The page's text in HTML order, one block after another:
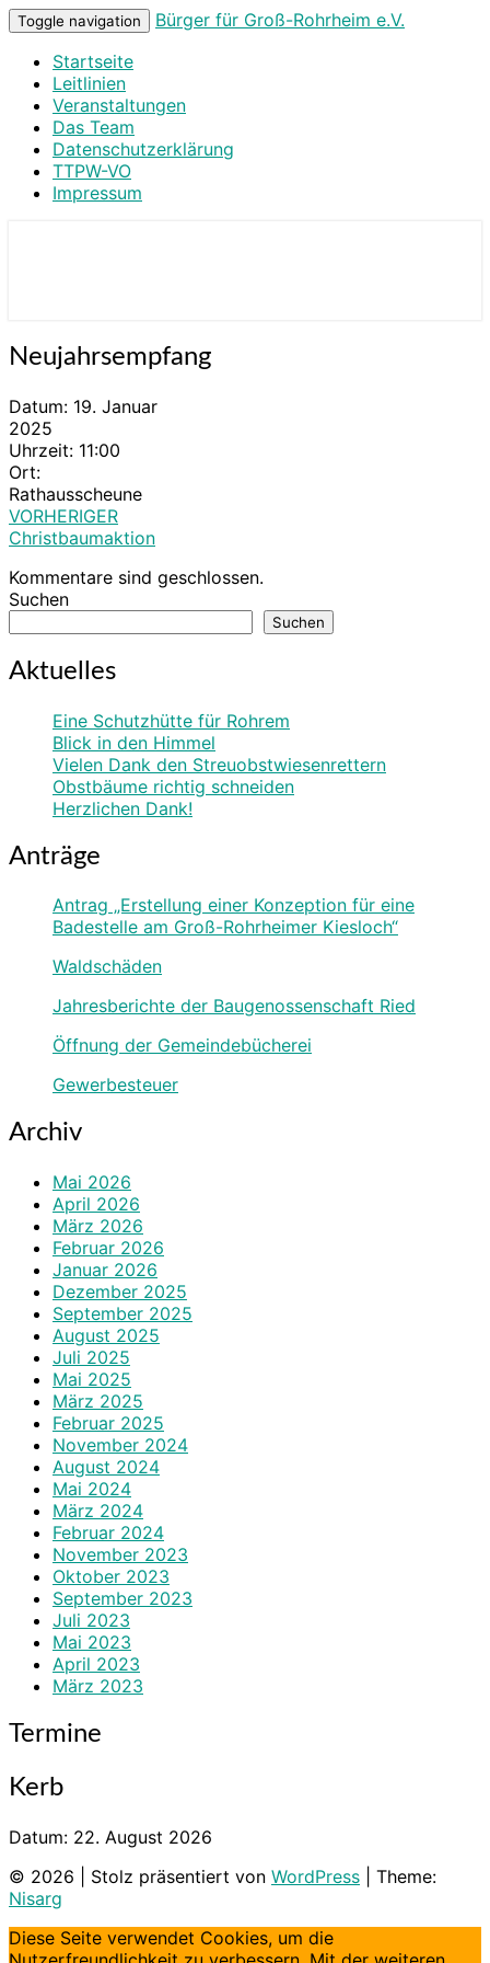
Toggle navigation
Bürger für Groß-Rohrheim e.V.
Startseite
Leitlinien
Veranstaltungen
Das Team
Datenschutzerklärung
TTPW-VO
Impressum
Neujahrsempfang
Neujahrsempfang
Datum: 19. Januar
2025
Uhrzeit: 11:00
Ort:
Rathausscheune
Beitragsnavigation
VORHERIGER
Christbaumaktion
Kommentare sind geschlossen.
Suchen
Suchen
Aktuelles
Eine Schutzhütte für Rohrem
Blick in den Himmel
Vielen Dank den Streuobstwiesenrettern
Obstbäume richtig schneiden
Herzlichen Dank!
Anträge
Antrag „Erstellung einer Konzeption für eine
Badestelle am Groß-Rohrheimer Kiesloch“
Waldschäden
Jahresberichte der Baugenossenschaft Ried
Öffnung der Gemeindebücherei
Gewerbesteuer
Archiv
Mai 2026
April 2026
März 2026
Februar 2026
Januar 2026
Dezember 2025
September 2025
August 2025
Juli 2025
Mai 2025
März 2025
Februar 2025
November 2024
August 2024
Mai 2024
März 2024
Februar 2024
November 2023
Oktober 2023
September 2023
Juli 2023
Mai 2023
April 2023
März 2023
Termine
Kerb
Datum: 22. August 2026
© 2026
Stolz präsentiert von WordPress
Theme:
Nisarg
Diese Seite verwendet Cookies, um die